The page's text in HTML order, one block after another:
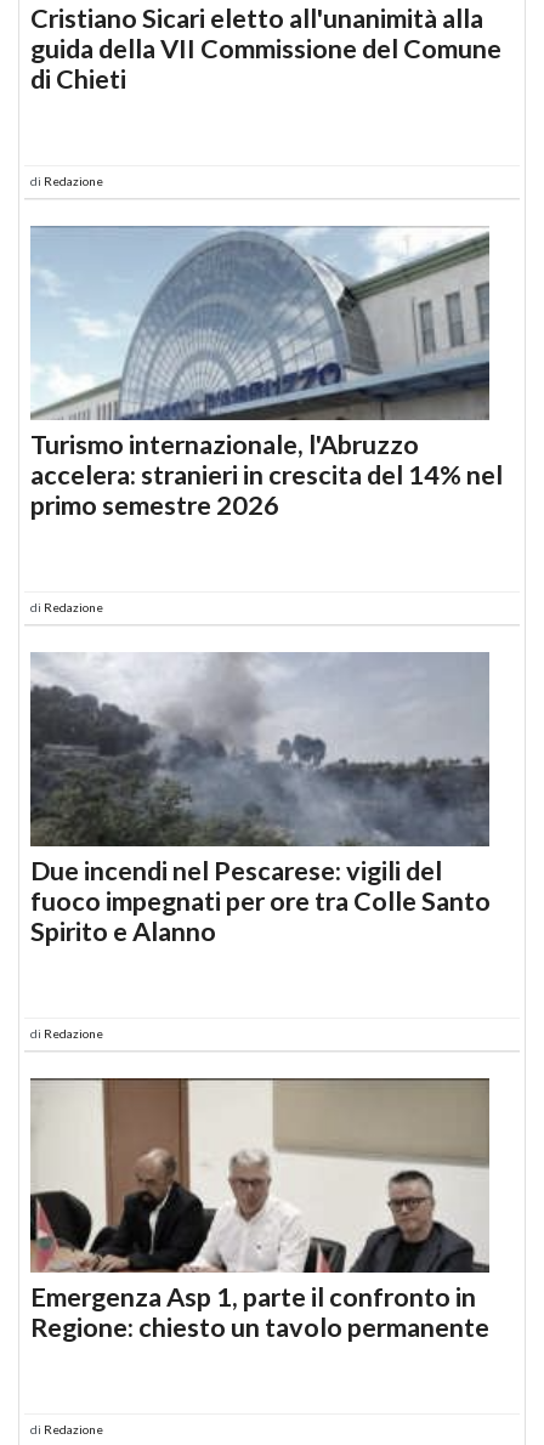
Cristiano Sicari eletto all'unanimità alla
guida della VII Commissione del Comune
di Chieti
di Redazione
Turismo internazionale, l'Abruzzo
accelera: stranieri in crescita del 14% nel
primo semestre 2026
di Redazione
Due incendi nel Pescarese: vigili del
fuoco impegnati per ore tra Colle Santo
Spirito e Alanno
di Redazione
Emergenza Asp 1, parte il confronto in
Regione: chiesto un tavolo permanente
di Redazione